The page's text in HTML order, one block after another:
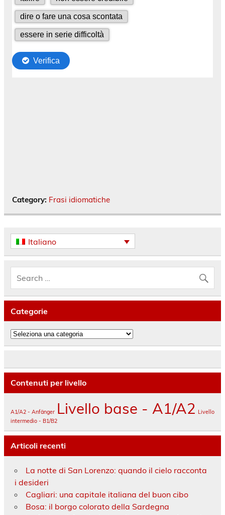
Category: Frasi idiomatiche
Italiano
Categorie
Categorie
Contenuti per livello
A1/A2 - Anfänger Livello base - A1/A2 Livello
intermedio - B1/B2
Articoli recenti
La notte di San Lorenzo: quando il cielo racconta
i desideri
Cagliari: una capitale italiana del buon cibo
Bosa: il borgo colorato della Sardegna